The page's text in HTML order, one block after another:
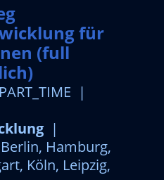
für
(full
|
|
Hamburg,
Köln, Leipzig,